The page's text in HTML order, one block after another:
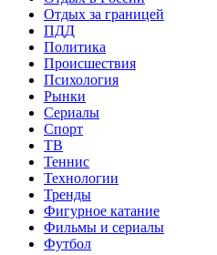
Отдых за границей
ПДД
Политика
Происшествия
Психология
Рынки
Сериалы
Спорт
ТВ
Теннис
Технологии
Тренды
Фигурное катание
Фильмы и сериалы
Футбол